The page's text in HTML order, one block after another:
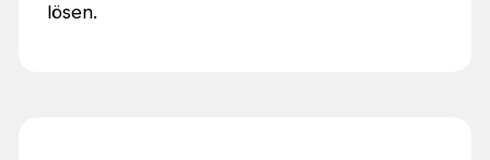
lösen.